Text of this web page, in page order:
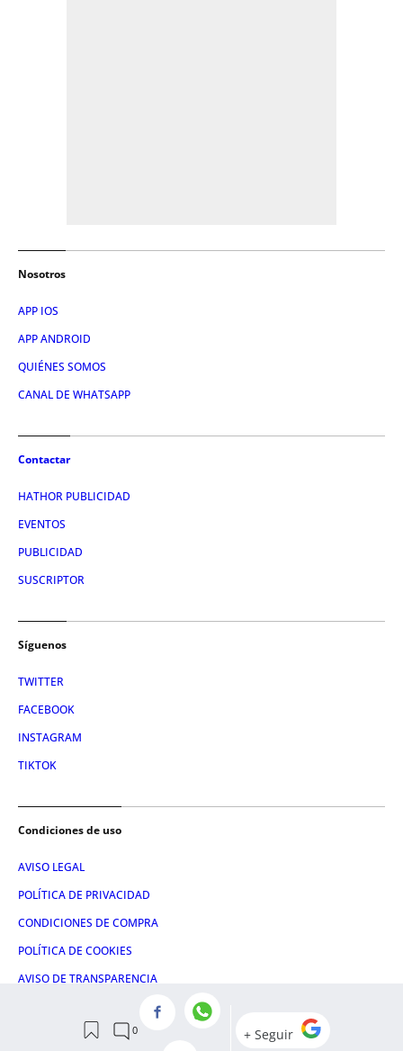
Nosotros
APP IOS
APP ANDROID
QUIÉNES SOMOS
CANAL DE WHATSAPP
Contactar
HATHOR PUBLICIDAD
EVENTOS
PUBLICIDAD
SUSCRIPTOR
Síguenos
TWITTER
FACEBOOK
INSTAGRAM
TIKTOK
Condiciones de uso
AVISO LEGAL
POLÍTICA DE PRIVACIDAD
CONDICIONES DE COMPRA
POLÍTICA DE COOKIES
AVISO DE TRANSPARENCIA